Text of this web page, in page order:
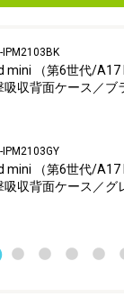
IPM2103BK
mini （第6世代/A17
吸収背面ケース／ブ
IPM2103GY
mini （第6世代/A17
吸収背面ケース／グ